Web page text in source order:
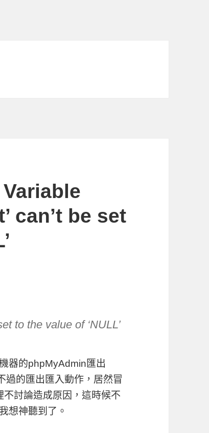
Variable
can’t be set
to the value of ‘NULL’
器的phpMyAdmin匯出
過的匯出匯入動作，居然冒
討論造成原因，這時候不
想神聽到了。